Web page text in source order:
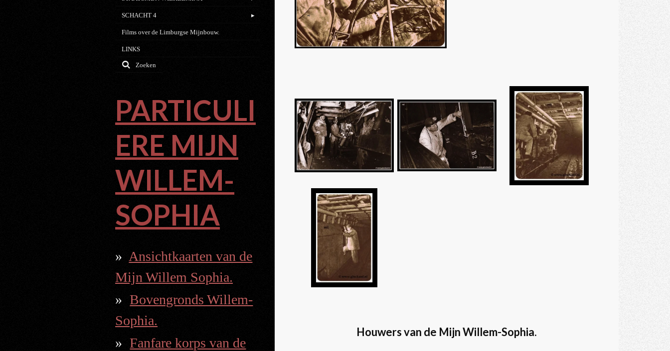
Houwers van de Mijn Willem-Sophia.
SCHACHT 4
Films over de Limburgse Mijnbouw.
LINKS
Zoeken
PARTICULI
ERE MIJN
WILLEM-
SOPHIA
Ansichtkaarten van de
Mijn Willem Sophia.
Bovengronds Willem-
Sophia.
Fanfare korps van de